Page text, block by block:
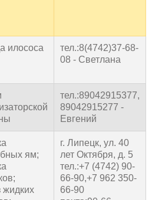
илососа
тел.:8(4742)37-68-
08 - Светлана
тел.:89042915377,
89042915277 -
Евгений
ям;
жидких
г. Липецк, ул. 40
лет Октября, д. 5
тел.:+7 (4742) 90-
66-90,+7 962 350-
66-90